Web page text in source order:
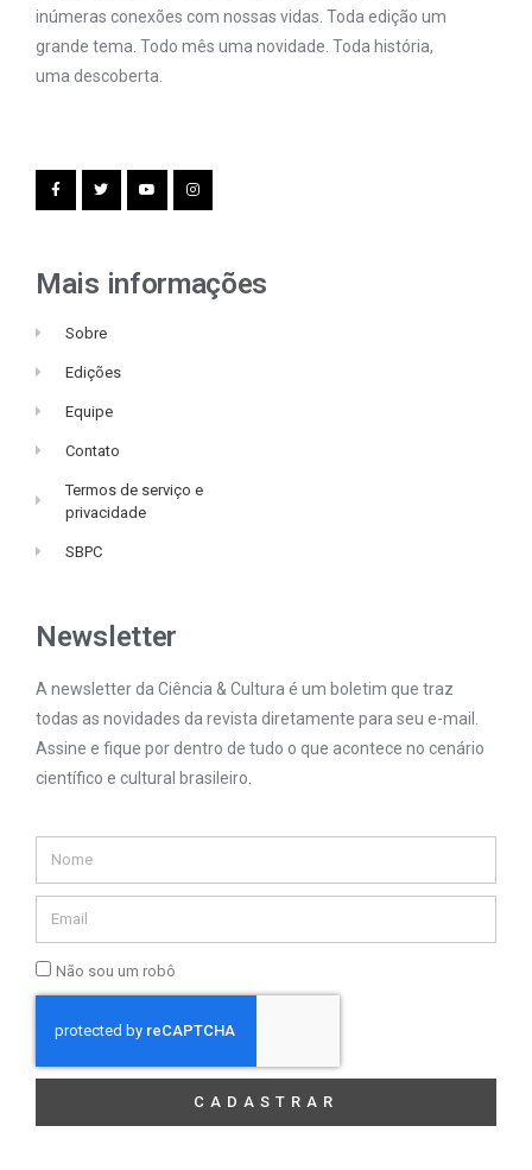
inúmeras conexões com nossas vidas. Toda edição um
grande tema. Todo mês uma novidade. Toda história,
uma descoberta.
Mais informações
Sobre
Edições
Equipe
Contato
Termos de serviço e
privacidade
SBPC
Newsletter
A newsletter da Ciência & Cultura é um boletim que traz
todas as novidades da revista diretamente para seu e-mail.
Assine e fique por dentro de tudo o que acontece no cenário
científico e cultural brasileiro.
Não sou um robô
CADASTRAR